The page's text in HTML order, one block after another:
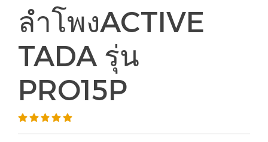
ลำโพงACTIVE
TADA รุ่น
PRO15P